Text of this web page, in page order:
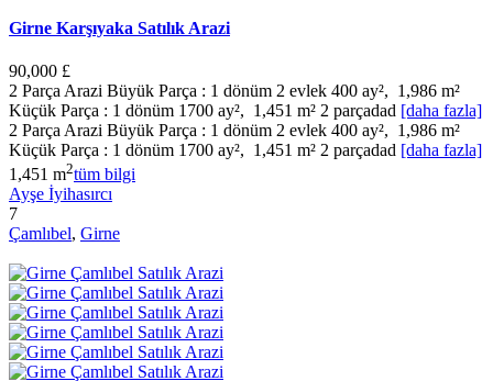
Girne Karşıyaka Satılık Arazi
90,000 £
2 Parça Arazi Büyük Parça : 1 dönüm 2 evlek 400 ay², 1,986 m²
Küçük Parça : 1 dönüm 1700 ay², 1,451 m² 2 parçadad [daha fazla]
2 Parça Arazi Büyük Parça : 1 dönüm 2 evlek 400 ay², 1,986 m²
Küçük Parça : 1 dönüm 1700 ay², 1,451 m² 2 parçadad [daha fazla]
1,451 m2tüm bilgi
Ayşe İyihasırcı
7
Çamlıbel, Girne